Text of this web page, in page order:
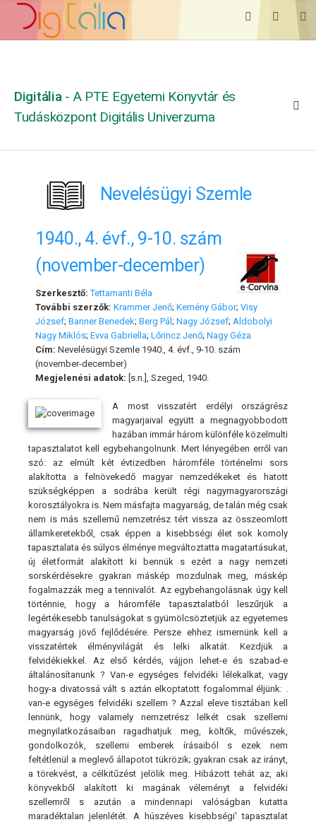
Digitália - A PTE Egyetemi Könyvtár és
Tudásközpont Digitális Univerzuma
Nevelésügyi Szemle
1940., 4. évf., 9-10. szám
(november-december)
Szerkesztő: Tettamanti Béla
További szerzők: Krammer Jenő; Kemény Gábor; Visy
József; Banner Benedek; Berg Pál; Nagy József; Aldobolyi
Nagy Miklós; Evva Gabriella; Lőrincz Jenő; Nagy Géza
Cím: Nevelésügyi Szemle 1940., 4. évf., 9-10. szám
(november-december)
Megjelenési adatok: [s.n.], Szeged, 1940.
A most visszatért erdélyi országrész
magyarjaival együtt a megnagyobbodott
hazában immár három különféle közelmulti
tapasztalatot kell egybehangolnunk. Mert lényegében erről van
szó: az elmúlt két évtizedben háromféle történelmi sors
alakította a felnövekedő magyar nemzedékeket és hatott
szükségképpen a sodrába került régi nagymagyarországi
korosztályokra is. Nem másfajta magyarság, de talán még csak
nem is más szellemű nemzetrész tért vissza az összeomlott
államkeretekből, csak éppen a kisebbségi élet sok komoly
tapasztalata és súlyos élménye megváltoztatta magatartásukat,
új életformát alakított ki bennük s ezért a nagy nemzeti
sorskérdésekre gyakran máskép mozdulnak meg, máskép
fogalmazzák meg a tennivalót. Az egybehangolásnak úgy kell
történnie, hogy a háromféle tapasztalatból leszűrjük a
legértékesebb tanulságokat s gyümölcsöztetjük az egyetemes
magyarság jövő fejlődésére. Persze ehhez ismernünk kell a
visszatértek élményvilágát és lelki alkatát. Kezdjük a
felvidékiekkel. Az első kérdés, vájjon lehet-e és szabad-e
általánosítanunk ? Van-e egységes felvidéki lélekalkat, vagy
hogy-a divatossá vált s aztán elkoptatott fogalommal éljünk: .
van-e egységes felvidéki szellem ? Azzal eleve tisztában kell
lennünk, hogy valamely nemzetrész lelkét csak szellemi
megnyilatkozásaiban ragadhatjuk meg, költők, művészek,
gondolkozók, szellemi emberek írásaiból s ezek nem
feltétlenül a meglevő állapotot tükrözik; gyakran csak az irányt,
a törekvést, a célkitűzést jelölik meg. Hibázott tehát az, aki
könyvekből alakított ki magának véleményt a felvidéki
szellemről s azután a mindennapi valóságban kutatta
maradéktalan jelenlétét. A húszéves kisebbségi' tapasztalat